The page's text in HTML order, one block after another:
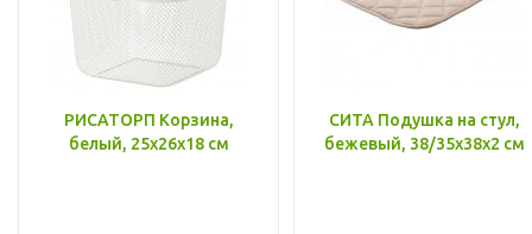
РИСАТОРП Корзина,
белый, 25x26x18 см
СИТА Подушка на стул,
бежевый, 38/35x38x2 см